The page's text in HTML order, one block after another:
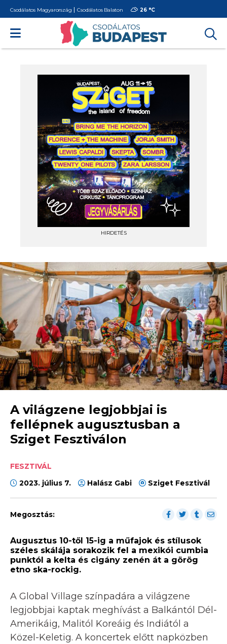
Csodálatos Magyarország Csodálatos Balaton 26 °C
HIRDETÉS
A világzene legjobbjai is
fellépnek augusztusban a
Sziget Fesztiválon
FESZTIVÁL
2023. július 7.
Halász Gabi Sziget Fesztivál
Megosztás:
Augusztus 10-től 15-ig a műfajok és stílusok
széles skálája sorakozik fel a mexikói cumbia
punktól a kelta és cigány zenén át a görög
etno ska-rockig.
A Global Village színpadára a világzene
legjobbjai kaptak meghívást a Balkántól Dél-
Amerikáig, Malitól Koreáig és Indiától a
Közel-Keletig. A koncertek előtt napközben